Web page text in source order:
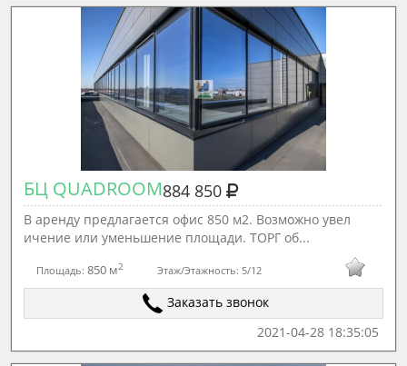
БЦ QUADROOM884 850
В аренду предлагается офис 850 м2. Возможно увел
ичение или уменьшение площади. ТОРГ об...
Площадь: 850 м2 Этаж/Этажность: 5/12
Заказать звонок
2021-04-28 18:35:05